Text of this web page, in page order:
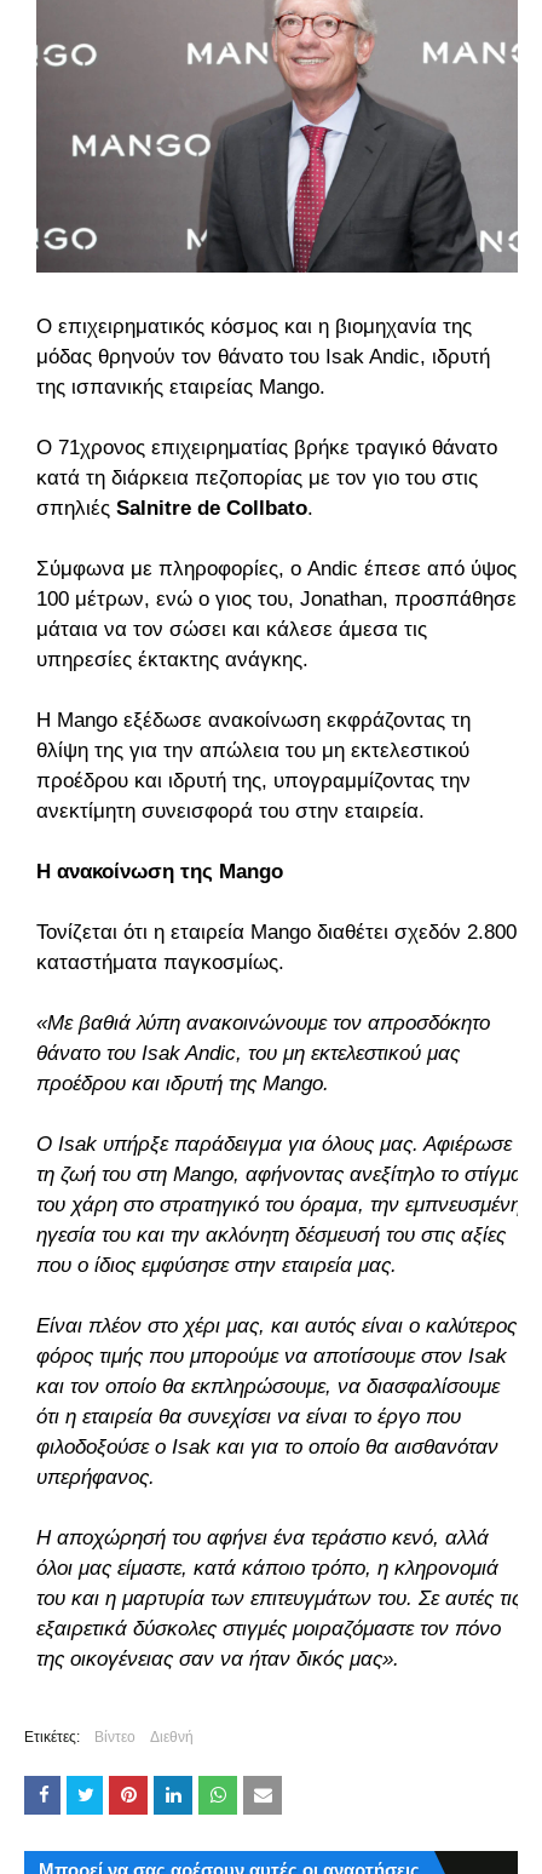
Ο επιχειρηματικός κόσμος και η βιομηχανία της
μόδας θρηνούν τον θάνατο του Isak Andic, ιδρυτή
της ισπανικής εταιρείας Mango.
Ο 71χρονος επιχειρηματίας βρήκε τραγικό θάνατο
κατά τη διάρκεια πεζοπορίας με τον γιο του στις
σπηλιές Salnitre de Collbato.
Σύμφωνα με πληροφορίες, ο Andic έπεσε από ύψος
100 μέτρων, ενώ ο γιος του, Jonathan, προσπάθησε
μάταια να τον σώσει και κάλεσε άμεσα τις
υπηρεσίες έκτακτης ανάγκης.
Η Mango εξέδωσε ανακοίνωση εκφράζοντας τη
θλίψη της για την απώλεια του μη εκτελεστικού
προέδρου και ιδρυτή της, υπογραμμίζοντας την
ανεκτίμητη συνεισφορά του στην εταιρεία.
Η ανακοίνωση της Mango
Τονίζεται ότι η εταιρεία Mango διαθέτει σχεδόν 2.800
καταστήματα παγκοσμίως.
«Με βαθιά λύπη ανακοινώνουμε τον απροσδόκητο
θάνατο του Isak Andic, του μη εκτελεστικού μας
προέδρου και ιδρυτή της Mango.
Ο Isak υπήρξε παράδειγμα για όλους μας. Αφιέρωσε
τη ζωή του στη Mango, αφήνοντας ανεξίτηλο το στίγμα
του χάρη στο στρατηγικό του όραμα, την εμπνευσμένη
ηγεσία του και την ακλόνητη δέσμευσή του στις αξίες
που ο ίδιος εμφύσησε στην εταιρεία μας.
Είναι πλέον στο χέρι μας, και αυτός είναι ο καλύτερος
φόρος τιμής που μπορούμε να αποτίσουμε στον Isak
και τον οποίο θα εκπληρώσουμε, να διασφαλίσουμε
ότι η εταιρεία θα συνεχίσει να είναι το έργο που
φιλοδοξούσε ο Isak και για το οποίο θα αισθανόταν
υπερήφανος.
Η αποχώρησή του αφήνει ένα τεράστιο κενό, αλλά
όλοι μας είμαστε, κατά κάποιο τρόπο, η κληρονομιά
του και η μαρτυρία των επιτευγμάτων του. Σε αυτές τις
εξαιρετικά δύσκολες στιγμές μοιραζόμαστε τον πόνο
της οικογένειας σαν να ήταν δικός μας».
Ετικέτες: Βίντεο Διεθνή